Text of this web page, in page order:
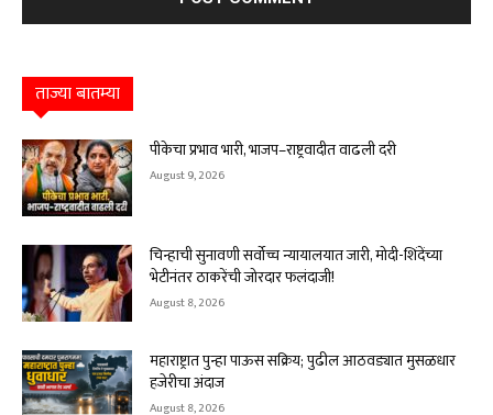
ताज्या बातम्या
पीकेचा प्रभाव भारी, भाजप–राष्ट्रवादीत वाढली दरी
August 9, 2026
चिन्हाची सुनावणी सर्वोच्च न्यायालयात जारी, मोदी-शिंदेंच्या
भेटीनंतर ठाकरेंची जोरदार फलंदाजी!
August 8, 2026
महाराष्ट्रात पुन्हा पाऊस सक्रिय; पुढील आठवड्यात मुसळधार
हजेरीचा अंदाज
August 8, 2026